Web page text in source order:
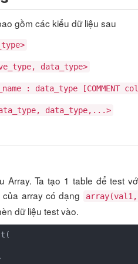
gồm các kiểu dữ liệu sau
data_type>
: data_type [COMMENT
data_type,...>
Array. Ta tạo 1 table để test
của array có dạng
dữ liệu test vào.